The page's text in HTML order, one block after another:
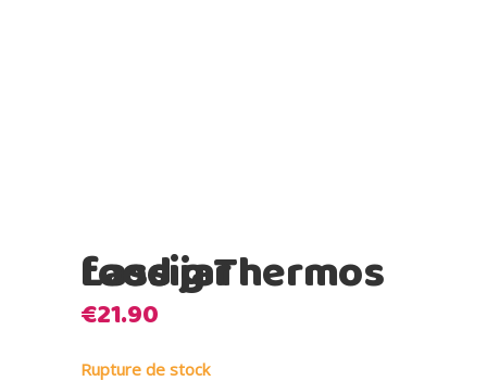
Lassig Thermos food jar
€21.90
Rupture de stock